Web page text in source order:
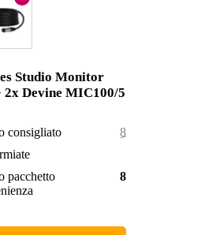
Studio Monitor
2x Devine MIC100/5
consigliato
85,00 €
pacchetto
82,00 €